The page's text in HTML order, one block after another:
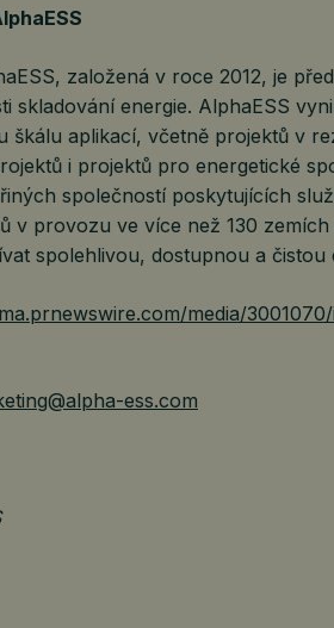
založená v roce 2012, je
skladování energie. AlphaESS
škálu aplikací, včetně projektů v
i projektů pro energetické
společností poskytujících
v provozu ve více než 130
spolehlivou, dostupnou a čistou
media/3001070/
ess.com